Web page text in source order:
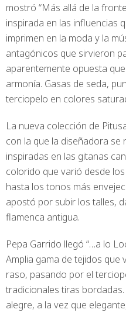
mostró “Más allá de la
inspirada en las influencias
imprimen en la moda y la
antagónicos que sirvieron
aparentemente opuesta
armonía. Gasas de seda,
terciopelo en colores
La nueva colección de
con la que la diseñadora
inspiradas en las gitanas
colorido que varió desde
hasta los tonos más
apostó por subir los talles,
flamenca antigua.
Pepa Garrido llegó “…a lo
Amplia gama de tejidos que
raso, pasando por el
tradicionales tiras
alegre, a la vez que